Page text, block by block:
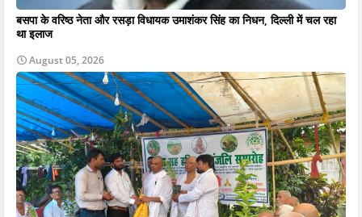
बसपा के वरिष्ठ नेता और रसड़ा विधायक उमाशंकर सिंह का निधन, दिल्ली में चल रहा
था इलाज
August 05, 2026